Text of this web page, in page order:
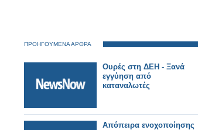
ΠΡΟΗΓΟΥΜΕΝΑ ΑΡΘΡΑ
Ουρές στη ΔΕΗ - Ξανά
εγγύηση από
καταναλωτές
Απόπειρα ενοχοποίησης